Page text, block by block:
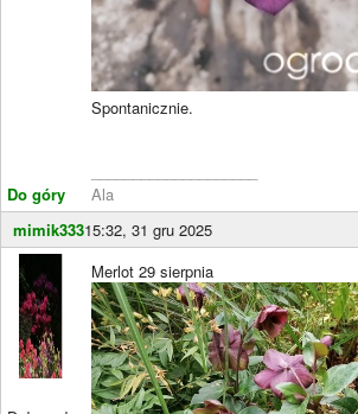
Do góry
Spontanicznie.
Ala
mimik33315:32, 31 gru 2025
Merlot 29 sierpnia